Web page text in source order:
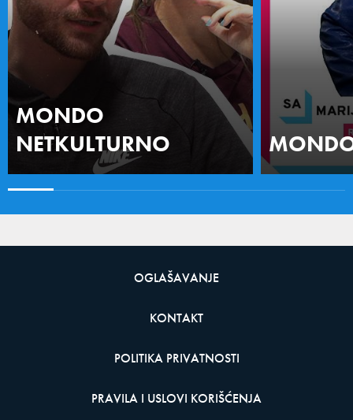
MONDO
NETKULTURNO
OGLAŠAVANJE
KONTAKT
POLITIKA PRIVATNOSTI
PRAVILA I USLOVI KORIŠĆENJA